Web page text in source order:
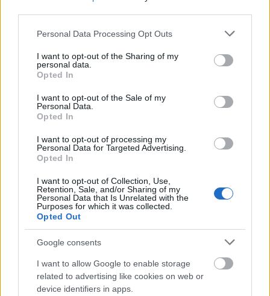
Please note that this website/app uses one or more Google
not limited to your visit or usage behaviour. You may click to
grant or deny consent to Google and its third-party tags to
use your data for below specified purposes in below Google
consent section.
Personal Data Processing Opt Outs
I want to opt-out of the Sharing of my
personal data.
Opted In
I want to opt-out of the Sale of my
Personal Data.
Opted In
I want to opt-out of processing my
Personal Data for Targeted Advertising.
Opted In
I want to opt-out of Collection, Use,
Retention, Sale, and/or Sharing of my
Personal Data that Is Unrelated with the
Purposes for which it was collected.
Opted Out
Google consents
I want to allow Google to enable storage
related to advertising like cookies on web or
device identifiers in apps.
Η Ρωσία συνεχίζει να πλήττει σχεδόν καθημερινά
την Ουκρανία, περισσότερα από τέσσερα χρόνια
μετά την έναρξη της σύγκρουσης, της
φονικότερης στην Ευρώπη μετά τον Β΄